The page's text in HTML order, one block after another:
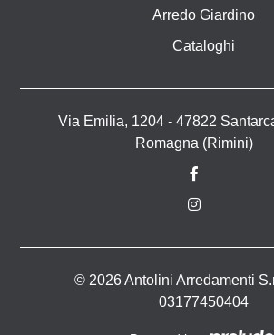
Arredo Giardino
Cataloghi
Via Emilia, 1204 - 47822
Romagna (Rimini)
© 2026 Antolini Arredamenti
03177450404